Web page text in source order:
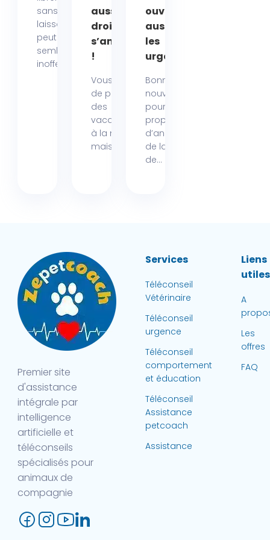
sans
laisse
peut
sembler
inoffensif....
aussile
droit de
s’amuser
!
Vous rêvez
de passer
des
vacances
à la mer,
mais...
ouvert
aussi pour
les
urgences
Bonne
nouvelle
pour les
propriétaires
d’animaux
de la région
de...
Premier site
d'assistance
intégrale par
intelligence
artificielle et
téléconseils
spécialisés pour
animaux de
compagnie
Services
Téléconseil
Vétérinaire
Téléconseil
urgence
Téléconseil
comportement
et éducation
Téléconseil
Assistance
petcoach
Assistance
Liens
utiles
A
Les
offres
FAQ